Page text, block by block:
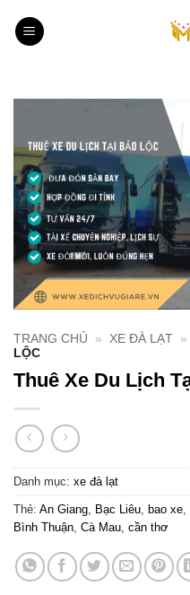
qua
TRANG CHỦ » XE ĐÀ LẠT »
LỘC
Thuê Xe Du Lịch
Danh mục: xe đà lạt
Thẻ: An Giang Bạc Liêu bao xe
Bình Thuận Cà Mau cần thơ